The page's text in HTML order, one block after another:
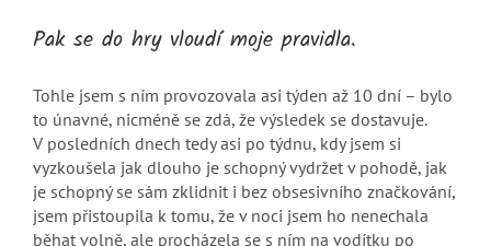
Pak se do hry vloudí moje pravidla.
Tohle jsem s ním provozovala asi týden až 10 dní – bylo
to únavné, nicméně se zdá, že výsledek se dostavuje.
V posledních dnech tedy asi po týdnu, kdy jsem si
vyzkoušela jak dlouho je schopný vydržet v pohodě, jak
je schopný se sám zklidnit i bez obsesivního značkování,
jsem přistoupila k tomu, že v noci jsem ho nenechala
běhat volně, ale procházela se s ním na vodítku po